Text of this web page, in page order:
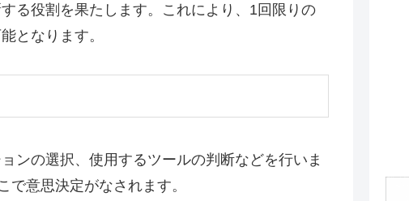
る役割を果たします。これにより、1回限りの
となります。
ンの選択、使用するツールの判断などを行いま
意思決定がなされます。